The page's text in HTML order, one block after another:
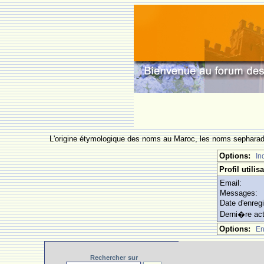
L'origine étymologique des noms au Maroc, les noms
Options:
Profil
Email:
Messages:
Date
Derni�re
Options:
Rechercher sur